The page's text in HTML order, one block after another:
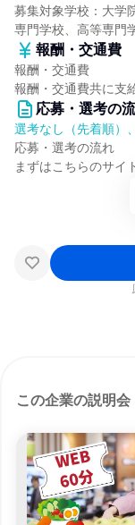
募集対象学校：大学
専門学校、高等専門
報酬・交通費
報酬・交通費
報酬・交通費共に支
応募・選考の
選考なし（先着順）
応募・選考の流れ
まずはこちらのサイ
この企業の説明会